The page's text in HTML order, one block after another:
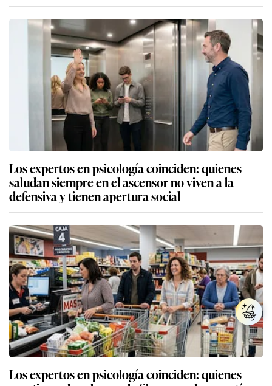
Los expertos en psicología coinciden: quienes
saludan siempre en el ascensor no viven a la
defensiva y tienen apertura social
Los expertos en psicología coinciden: quienes